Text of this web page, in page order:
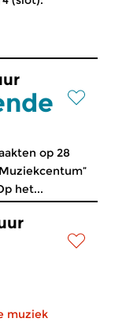
op 28
het...
muziek